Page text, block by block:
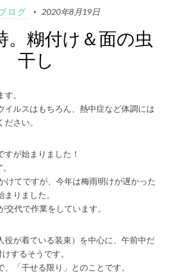
ログ 2020年8月19日
。糊付け＆面の虫
干し
。
イルスはもちろん、熱中症など体調には
さい。
が始まりました！
けてですが、今年は梅雨明けが遅かった
りました。
代で作業をしています。
役が着ている装束）を中心に、午前中だ
するそうです。
「干せる限り」とのことです。